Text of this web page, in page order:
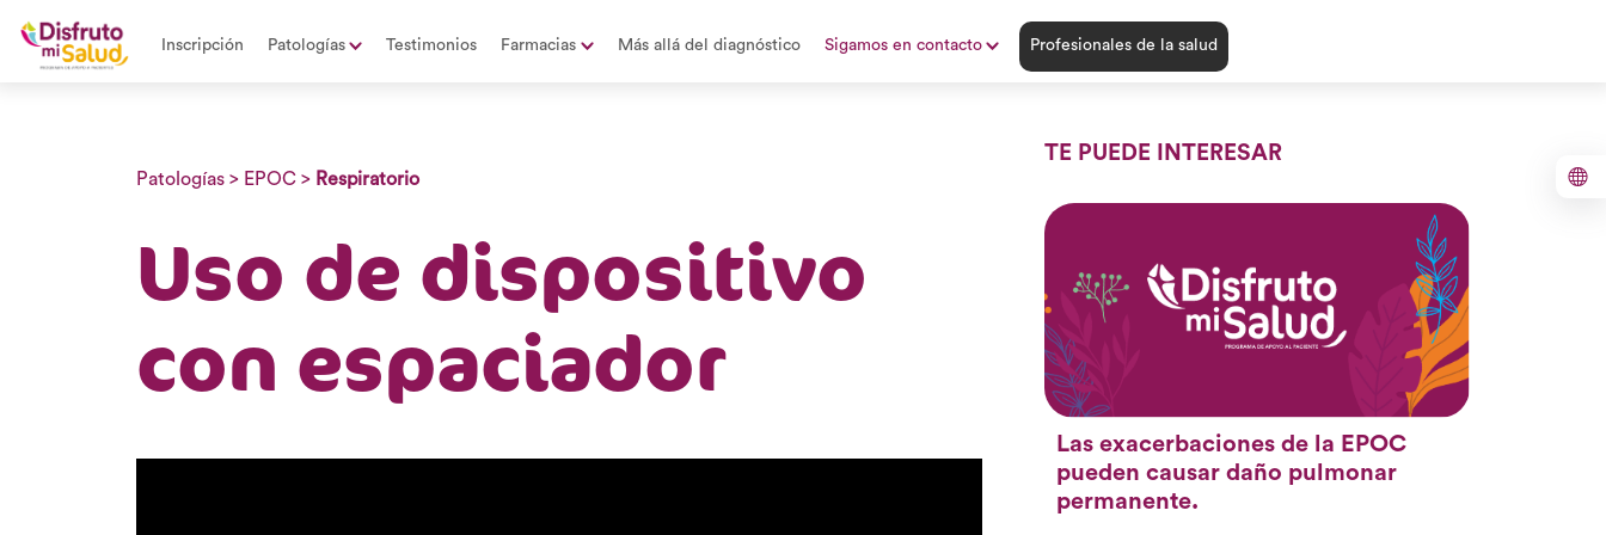
Inscripción Patologías Testimonios Farmacias Más allá del diagnóstico Sigamos en contacto Profesionales de la salud
Patologías > EPOC > Respiratorio
Uso de dispositivo
con espaciador
TE PUEDE INTERESAR
Las exacerbaciones de la EPOC
pueden causar daño pulmonar
permanente.